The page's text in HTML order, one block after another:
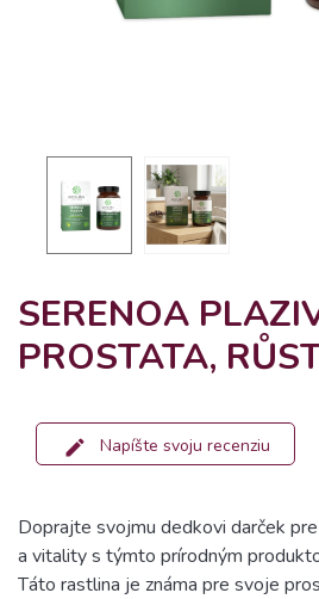
SERENOA
PROSTATA,
Napíšte svoju recenziu
Doprajte svojmu dedkovi darček
a vitality s týmto prírodným
Táto rastlina je známa pre svoje